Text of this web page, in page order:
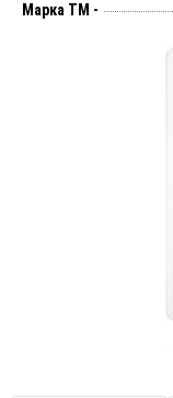
Марка ТМ -